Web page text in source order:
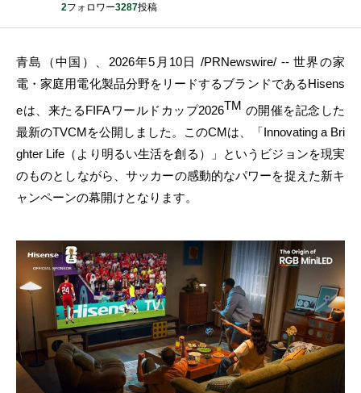
2フォロワー3287投稿
青島（中国）、2026年5月10日 /PRNewswire/ -- 世界の家
電・家庭用電化製品分野をリードするブランドであるHisens
eは、来たるFIFAワールドカップ2026TM の開催を記念した
最新のTVCMを公開しました。このCMは、「Innovating a Bri
ghter Life（より明るい生活を創る）」というビジョンを現実
のものとしながら、サッカーの感動的なパワーを捉えた新キ
ャンペーンの幕開けとなります。